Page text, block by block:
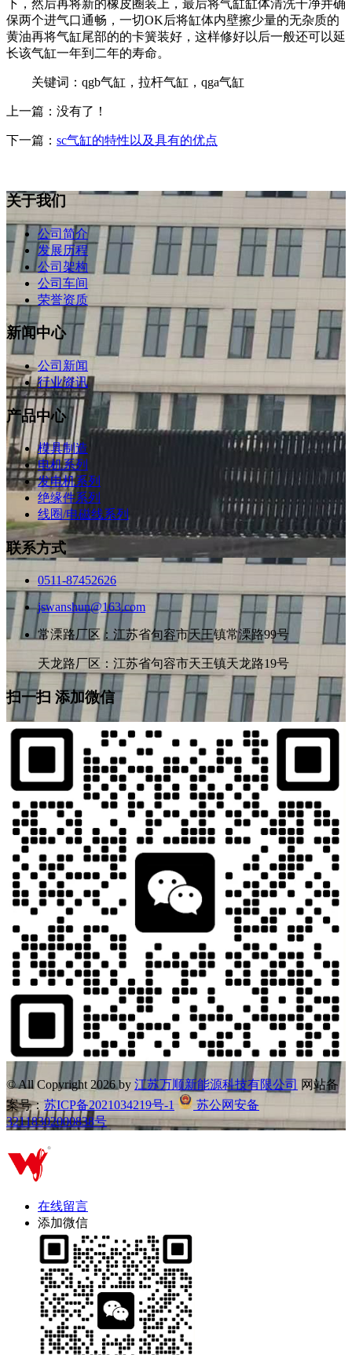
下，然后再将新的橡皮圈装上，最后将气缸缸体清洗干净并确
保两个进气口通畅，一切OK后将缸体内壁擦少量的无杂质的
黄油再将气缸尾部的的卡簧装好，这样修好以后一般还可以延
长该气缸一年到二年的寿命。
关键词：qgb气缸，拉杆气缸，qga气缸
上一篇：没有了！
下一篇： sc气缸的特性以及具有的优点
关于我们
公司简介
发展历程
公司架构
公司车间
荣誉资质
新闻中心
公司新闻
行业资讯
产品中心
模具制造
电机系列
发电机系列
绝缘件系列
线圈/电磁线系列
联系方式
0511-87452626
jswanshun@163.com
常溧路厂区：江苏省句容市天王镇常溧路99号
天龙路厂区：江苏省句容市天王镇天龙路19号
扫一扫 添加微信
© All Copyright 2026 by 江苏万顺新能源科技有限公司 网站备
案号： 苏ICP备2021034219号-1
苏公网安备
32118302000838号
在线留言
添加微信